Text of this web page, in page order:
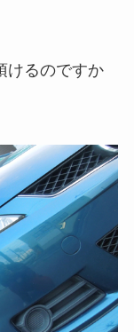
けるのですか